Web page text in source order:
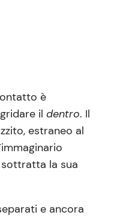
è
il dentro. Il
estraneo al
la sua
e ancora